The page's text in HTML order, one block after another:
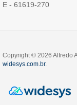
E - 61619-270
Copyright © 2026 Alfredo
widesys.com.br.